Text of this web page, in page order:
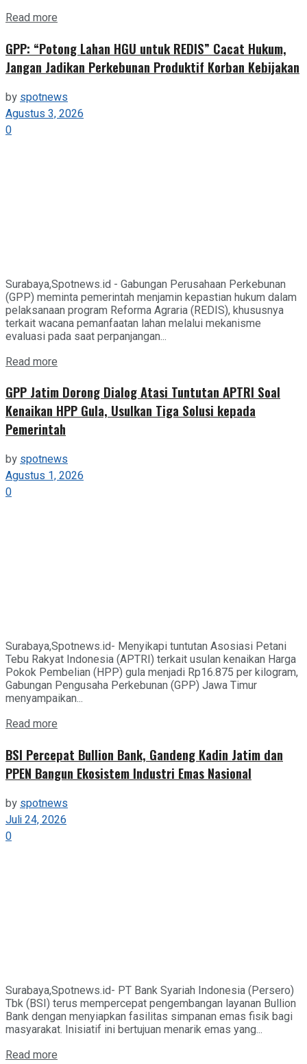
Read more
GPP: “Potong Lahan HGU untuk REDIS” Cacat Hukum,
Jangan Jadikan Perkebunan Produktif Korban Kebijakan
by spotnews
Agustus 3, 2026
0
Surabaya,Spotnews.id - Gabungan Perusahaan Perkebunan
(GPP) meminta pemerintah menjamin kepastian hukum dalam
pelaksanaan program Reforma Agraria (REDIS), khususnya
terkait wacana pemanfaatan lahan melalui mekanisme
evaluasi pada saat perpanjangan...
Read more
GPP Jatim Dorong Dialog Atasi Tuntutan APTRI Soal
Kenaikan HPP Gula, Usulkan Tiga Solusi kepada
Pemerintah
byspotnews
Agustus 1, 2026
0
Surabaya,Spotnews.id- Menyikapi tuntutan Asosiasi Petani
Tebu Rakyat Indonesia (APTRI) terkait usulan kenaikan Harga
Pokok Pembelian (HPP) gula menjadi Rp16.875 per kilogram,
Gabungan Pengusaha Perkebunan (GPP) Jawa Timur
menyampaikan...
Read more
BSI Percepat Bullion Bank, Gandeng Kadin Jatim dan
PPEN Bangun Ekosistem Industri Emas Nasional
by spotnews
Juli 24, 2026
0
Surabaya,Spotnews.id- PT Bank Syariah Indonesia (Persero)
Tbk (BSI) terus mempercepat pengembangan layanan Bullion
Bank dengan menyiapkan fasilitas simpanan emas fisik bagi
masyarakat. Inisiatif ini bertujuan menarik emas yang...
Read more